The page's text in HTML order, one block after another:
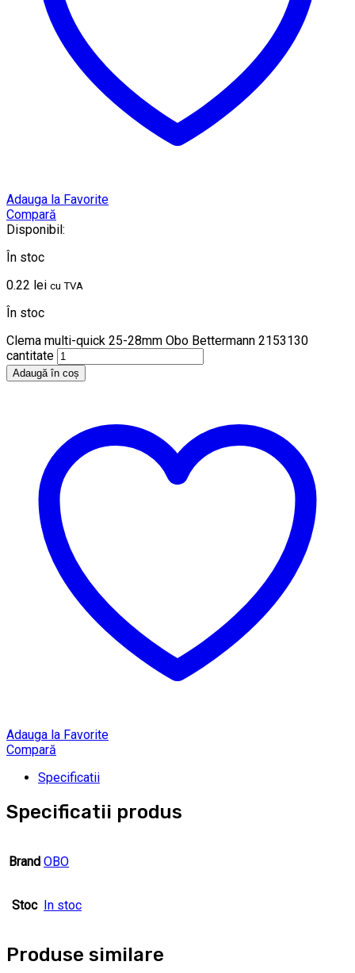
Adauga la Favorite
Compară
Disponibil:
În stoc
0.22 lei cu TVA
În stoc
Clema multi-quick 25-28mm Obo Bettermann 2153130
cantitate
Adaugă în coș
Adauga la Favorite
Compară
Specificatii
Specificatii produs
Brand OBO
Stoc In stoc
Produse similare